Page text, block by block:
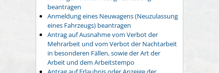
beantragen
Anmeldung eines Neuwagens (Neuzulassung
eines Fahrzeugs) beantragen
Antrag auf Ausnahme vom Verbot der
Mehrarbeit und vom Verbot der Nachtarbeit
in besonderen Fällen, sowie der Art der
Arbeit und dem Arbeitstempo